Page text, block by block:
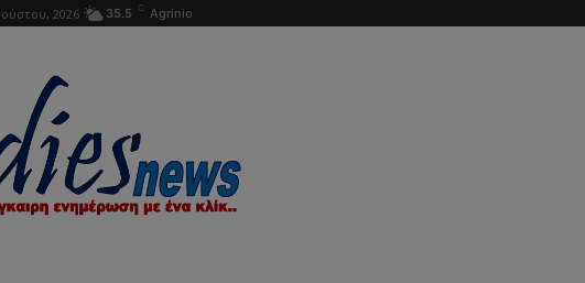
2026 35.5 C Agrinio